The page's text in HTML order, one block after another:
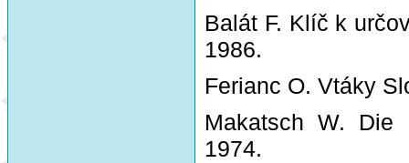
Balát F. Klíč k
1986.
Ferianc O. Vtáky
Makatsch W. Die
1974.